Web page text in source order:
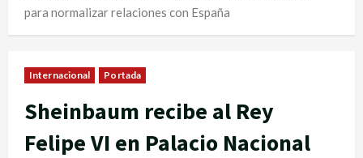
para normalizar relaciones con España
Internacional Portada
Sheinbaum recibe al Rey
Felipe VI en Palacio Nacional